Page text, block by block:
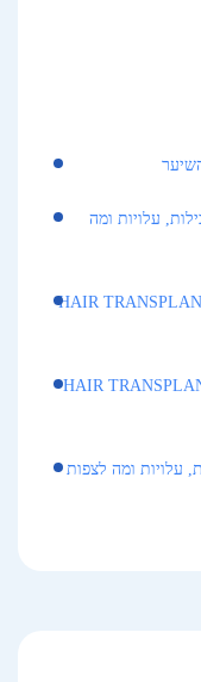
עלויות ומה
HAIR
HAIR
עלויות ומה לצפות